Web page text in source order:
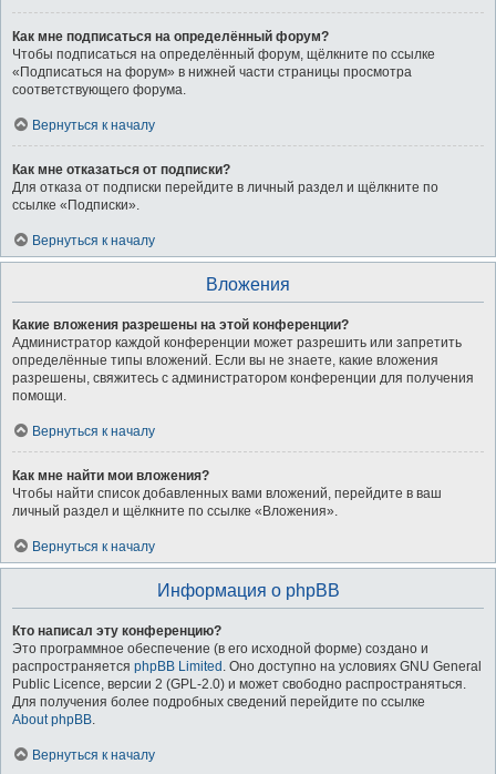
Как мне подписаться на определённый форум?
Чтобы подписаться на определённый форум, щёлкните по ссылке
«Подписаться на форум» в нижней части страницы просмотра
соответствующего форума.
Вернуться к началу
Как мне отказаться от подписки?
Для отказа от подписки перейдите в личный раздел и щёлкните по
ссылке «Подписки».
Вернуться к началу
Вложения
Какие вложения разрешены на этой конференции?
Администратор каждой конференции может разрешить или запретить
определённые типы вложений. Если вы не знаете, какие вложения
разрешены, свяжитесь с администратором конференции для получения
помощи.
Вернуться к началу
Как мне найти мои вложения?
Чтобы найти список добавленных вами вложений, перейдите в ваш
личный раздел и щёлкните по ссылке «Вложения».
Вернуться к началу
Информация о phpBB
Кто написал эту конференцию?
Это программное обеспечение (в его исходной форме) создано и
распространяется phpBB Limited . Оно доступно на условиях GNU General
Public Licence, версии 2 (GPL-2.0) и может свободно распространяться.
Для получения более подробных сведений перейдите по ссылке
About phpBB.
Вернуться к началу